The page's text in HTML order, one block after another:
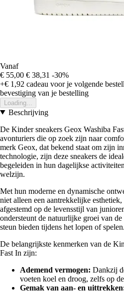
Vanaf
€ 55,00 € 38,31 -30%
+€ 1,92 cadeau voor je volgende
bevestiging van je bestelling
Loading...
Beschrijving
De Kinder sneakers Geox Washiba
avonturiers die op zoek zijn naar
merk Geox, dat bekend staat om zijn
technologie, zijn deze sneakers de
begeleiden in hun dagelijkse
welzijn.
Met hun moderne en dynamische
niet alleen een aantrekkelijke
afgestemd op de levensstijl van
ondersteunt de natuurlijke groei van
steun bieden tijdens het lopen of spelen.
De belangrijkste kenmerken van de
Fast In zijn:
Ademend vermogen: Dankzij
voeten koel en droog, zelfs op
Gemak van aan- en